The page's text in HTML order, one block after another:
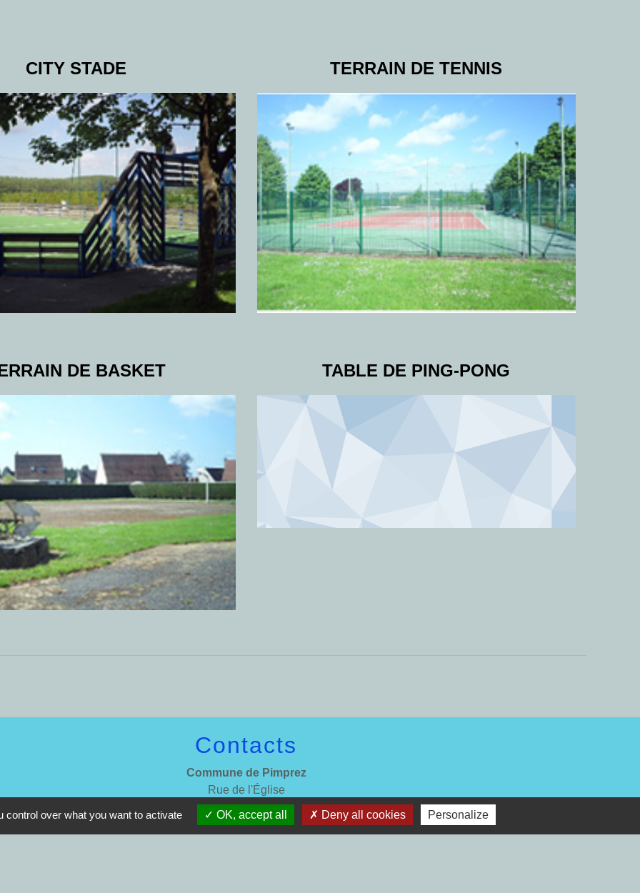
CITY STADE TERRAIN DE TENNIS
DE BASKET TABLE DE PING-PONG
Contacts
Commune de Pimprez
Rue de l'Église
60170 Pimprez - FRANCE
+33 3 44 76 84 84
over what you want to activate OK, accept all Deny all cookies Personalize